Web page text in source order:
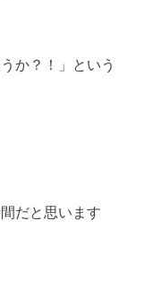
か？！」という
だと思います